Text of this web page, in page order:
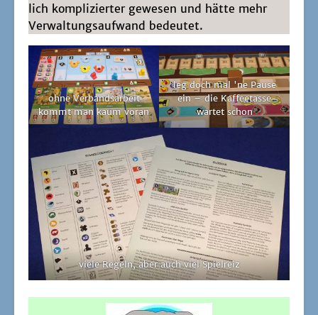
lich kom­pli­zier­ter gewe­sen und hät­te mehr
Ver­wal­tungs­auf­wand bedeutet.
ohne Ver­bands­ar­beit
kommt man kaum voran
leg doch mal 'ne Pau­se
ein – die Kaf­fee­tas­se
war­tet schon
vie­le Regeln, aber auch viel Spielreiz